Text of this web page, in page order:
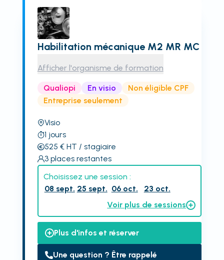
Habilitation mécanique M2 MR MC
Afficher l'organisme de formation
Qualiopi En visio
Non éligible CPF
Entreprise seulement
Visio
1 jours
525 € HT / stagiaire
3 places restantes
Choisissez une session :
08 sept. 25 sept. 06 oct.
23 oct.
Voir plus de sessions
Plus d'infos et réserver
Une question ? Être rappelé